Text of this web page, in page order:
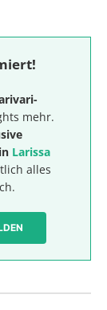
mehr.
Larissa
alles